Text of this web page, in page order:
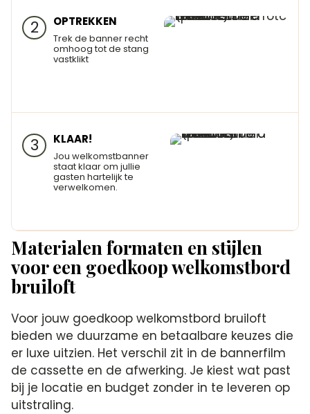
2 OPTREKKEN
Trek de banner recht
omhoog tot de stang
vastklikt
3 KLAAR!
Jou welkomstbanner
staat klaar om jullie
gasten hartelijk te
verwelkomen.
Materialen formaten en stijlen
voor een goedkoop welkomstbord
bruiloft
Voor jouw goedkoop welkomstbord bruiloft
bieden we duurzame en betaalbare keuzes die
er luxe uitzien. Het verschil zit in de bannerfilm
de cassette en de afwerking. Je kiest wat past
bij je locatie en budget zonder in te leveren op
uitstraling.